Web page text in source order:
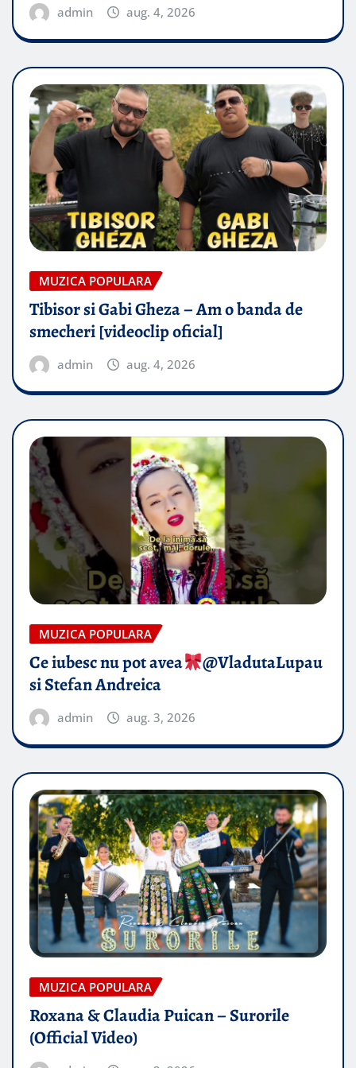
admin aug. 4, 2026
MUZICA POPULARA
Tibisor si Gabi Gheza – Am o banda de
smecheri [videoclip oficial]
admin aug. 4, 2026
MUZICA POPULARA
Ce iubesc nu pot avea
​@VladutaLupau
si Stefan Andreica
admin aug. 3, 2026
MUZICA POPULARA
Roxana & Claudia Puican – Surorile
(Official Video)